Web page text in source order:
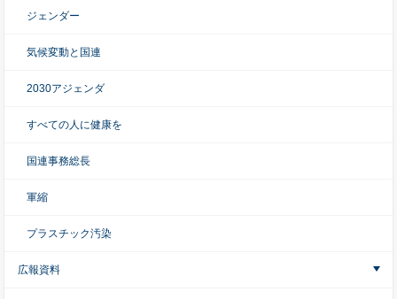
ジェンダー
気候変動と国連
2030アジェンダ
すべての人に健康を
国連事務総長
軍縮
プラスチック汚染
広報資料